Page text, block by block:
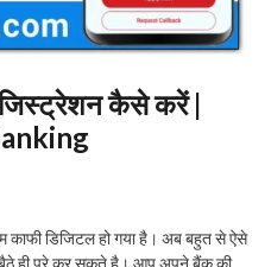
कैसे करें |
डिजिटल हो गया है। अब बहुत से ऐसे
ही पूरे कर सकते है। आप अपने बैंक की